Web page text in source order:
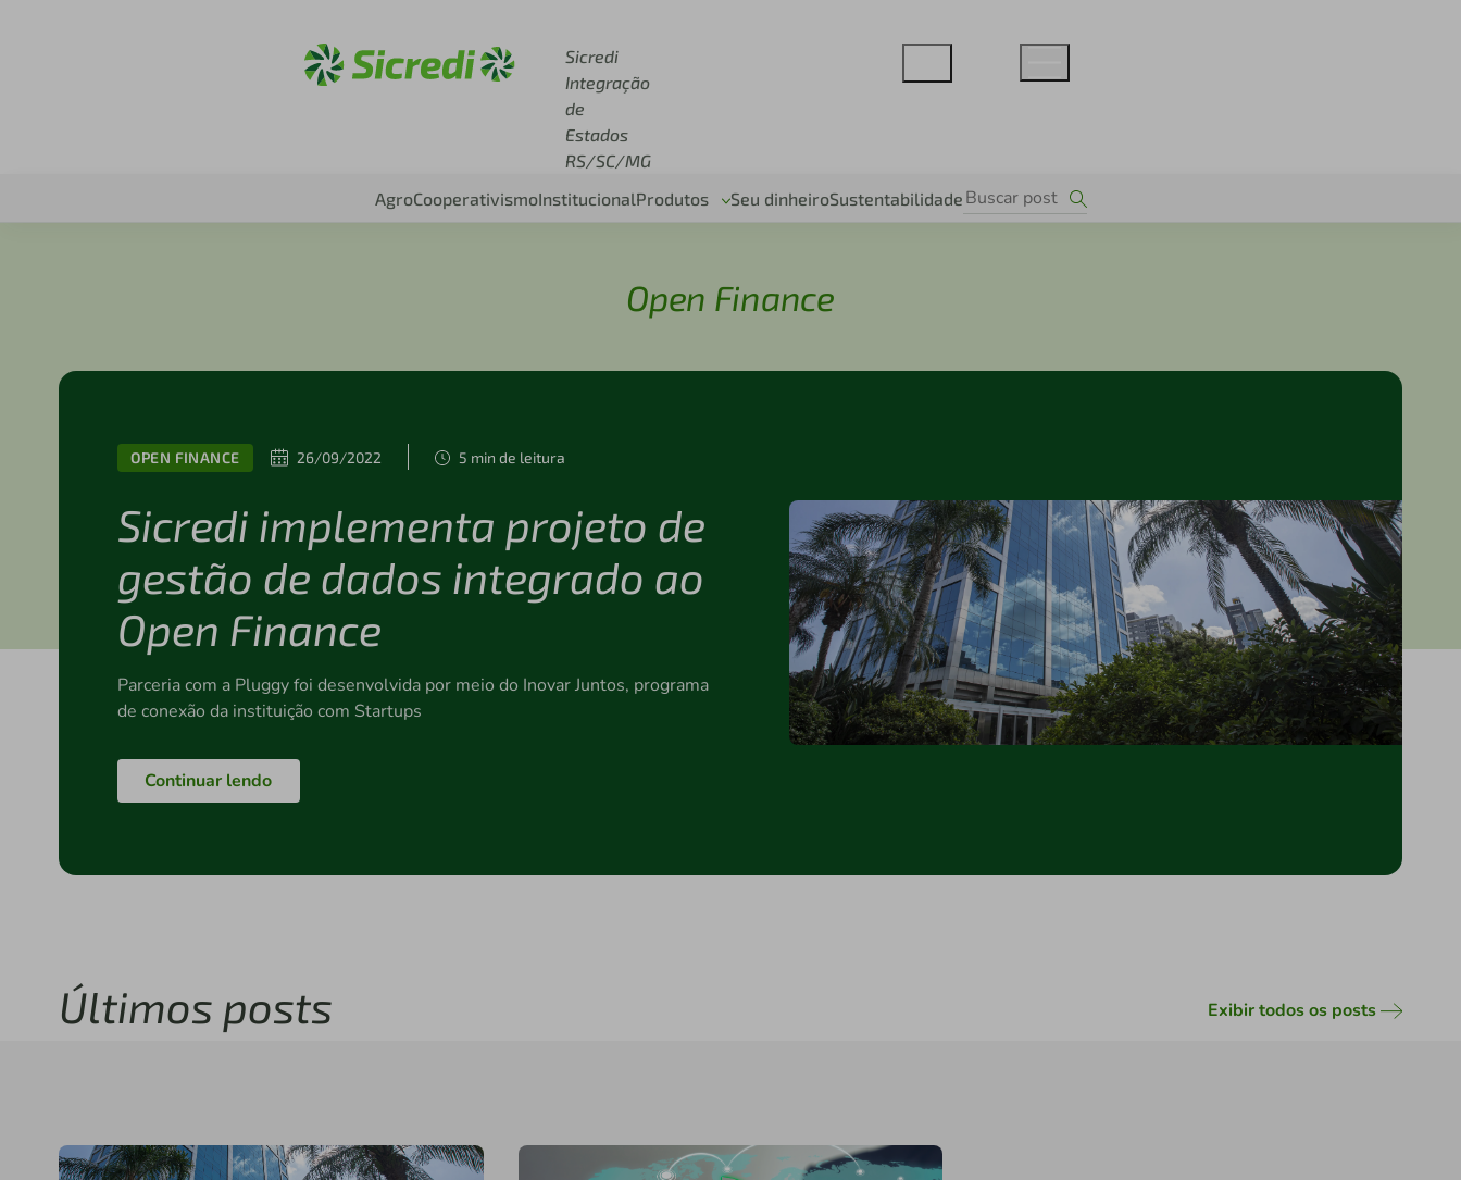
Sicredi
Integração
de
Estados
RS/SC/MG
AgroCooperativismoInstitucionalProdutos Seu dinheiroSustentabilidade
Open Finance
OPEN FINANCE 26/09/2022 5 min de leitura
Sicredi implementa projeto de
gestão de dados integrado ao
Open Finance
Parceria com a Pluggy foi desenvolvida por meio do Inovar Juntos, programa
de conexão da instituição com Startups
Continuar lendo
Últimos posts Exibir todos os posts